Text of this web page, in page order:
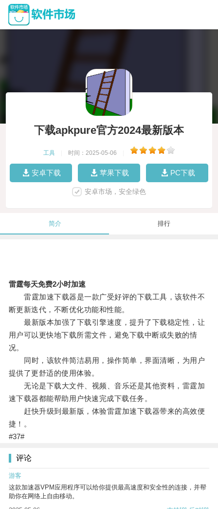
下载apkpure官方2024最新版本
工具 时间：2025-05-06
安卓下载 苹果下载 PC下载
安卓市场，安全绿色
简介 排行
雷霆每天免费2小时加速
雷霆加速下载器是一款广受好评的下载工具，该软件不
断更新迭代，不断优化功能和性能。
最新版本加强了下载引擎速度，提升了下载稳定性，让
用户可以更快地下载所需文件，避免下载中断或失败的情
况。
同时，该软件简洁易用，操作简单，界面清晰，为用户
提供了更舒适的使用体验。
无论是下载大文件、视频、音乐还是其他资料，雷霆加
速下载器都能帮助用户快速完成下载任务。
赶快升级到最新版，体验雷霆加速下载器带来的高效便
捷！。
#37#
评论
游客
这款加速器VPM应用程序可以给你提供最高速度和安全性的连接，并帮
助你在网络上自由移动。